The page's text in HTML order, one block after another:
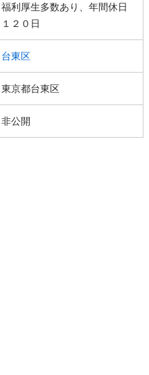
福利厚生多数あり、年間休日
１２０日
台東区
東京都台東区
非公開